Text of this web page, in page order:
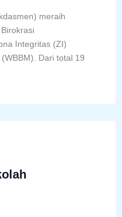
meraih
Integritas (ZI)
Dari total 19